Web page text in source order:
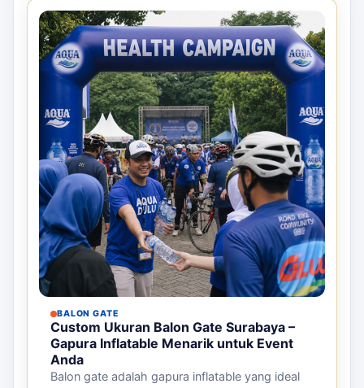
BALON GATE
Custom Ukuran Balon Gate Surabaya –
Gapura Inflatable Menarik untuk Event
Anda
Balon gate adalah gapura inflatable yang ideal